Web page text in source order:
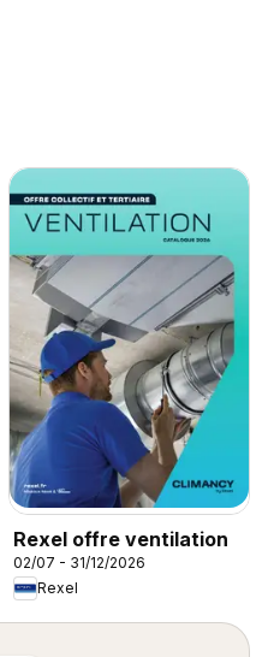
Rexel offre ventilation
02/07 - 31/12/2026
Rexel